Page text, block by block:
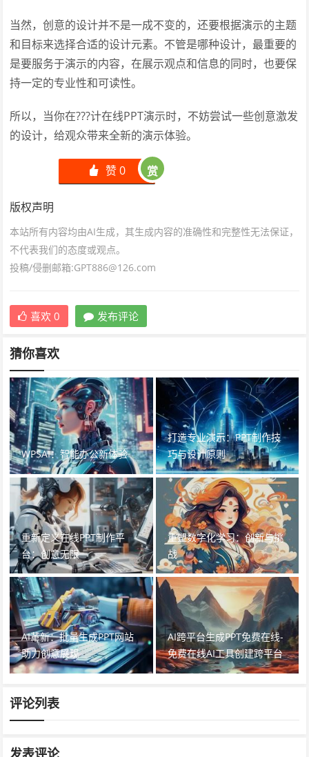
当然，创意的设计并不是一成不变的，还要根据演示的主题
和目标来选择合适的设计元素。不管是哪种设计，最重要的
是要服务于演示的内容，在展示观点和信息的同时，也要保
持一定的专业性和可读性。
所以，当你在???计在线PPT演示时，不妨尝试一些创意激发
的设计，给观众带来全新的演示体验。
󰄼 赞0 赏
版权声明
本站所有内容均由AI生成，其生成内容的准确性和完整性无法保证，
不代表我们的态度或观点。
投稿/侵删邮箱:GPT886@126.com
喜欢 0 发布评论
猜你喜欢
WPSAI：智能办公新体验
打造专业演示：PPT制作技
巧与设计原则
重新定义在线PPT制作平
台：创意无限
重塑数字化学习：创新与挑
战
AI革新：批量生成PPT网站
助力创意展现
AI跨平台生成PPT免费在线-
免费在线AI工具创建跨平台
PPT演示
评论列表
发表评论